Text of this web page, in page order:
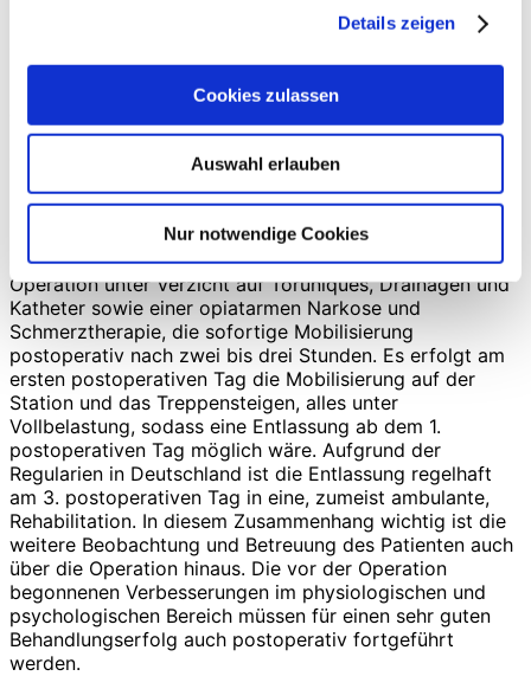
Details zeigen
Cookies zulassen
Auswahl erlauben
Nur notwendige Cookies
kommen, so würde sich eine sofortige Mahlzeitenersatz-
Zwei-Wochen- Rhythmus kontrolliert werden. Bei
Mangelerscheinungen im Bereich des Hämoglobins
würde der Eisenstoffwechsel kontrolliert und, wenn
nötig, auch substituiert werden. Ein körperliches
Trainingsprogramm, idealerweise mit
physiotherapeutischer Begleitung wird ebenfalls sofort
begonnen, sodass der Patient bestmöglich physiologisch
und psychologisch vorbereitet in die OP gehen kann. Es
erfolgt die Aufnahme am OP-Tag und, nach schonender
Operation unter Verzicht auf Toruniques, Drainagen und
Katheter sowie einer opiatarmen Narkose und
Schmerztherapie, die sofortige Mobilisierung
postoperativ nach zwei bis drei Stunden. Es erfolgt am
ersten postoperativen Tag die Mobilisierung auf der
Station und das Treppensteigen, alles unter
Vollbelastung, sodass eine Entlassung ab dem 1.
postoperativen Tag möglich wäre. Aufgrund der
Regularien in Deutschland ist die Entlassung regelhaft
am 3. postoperativen Tag in eine, zumeist ambulante,
Rehabilitation. In diesem Zusammenhang wichtig ist die
weitere Beobachtung und Betreuung des Patienten auch
über die Operation hinaus. Die vor der Operation
begonnenen Verbesserungen im physiologischen und
psychologischen Bereich müssen für einen sehr guten
Behandlungserfolg auch postoperativ fortgeführt
werden.